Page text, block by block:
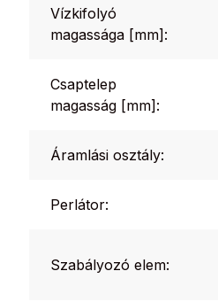
Vízkifolyó
magassága [mm]:
Csaptelep
magasság [mm]:
Áramlási osztály:
Perlátor:
Szabályozó elem: